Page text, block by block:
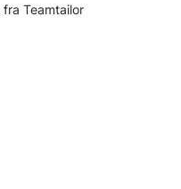
fra Teamtailor